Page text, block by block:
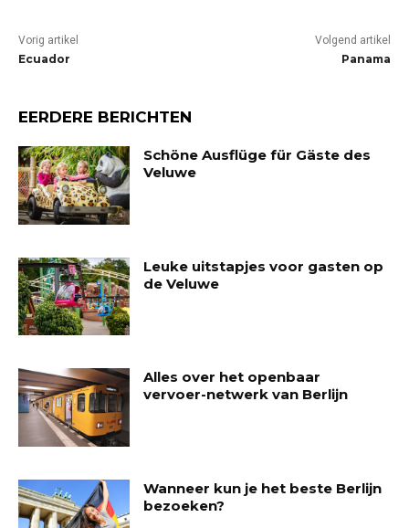
Vorig artikel
Ecuador
Volgend artikel
Panama
EERDERE BERICHTEN
Schöne Ausflüge für Gäste des
Veluwe
Leuke uitstapjes voor gasten op
de Veluwe
Alles over het openbaar
vervoer-netwerk van Berlijn
Wanneer kun je het beste Berlijn
bezoeken?